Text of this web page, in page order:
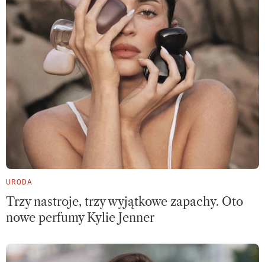
URODA
Trzy nastroje, trzy wyjątkowe zapachy. Oto
nowe perfumy Kylie Jenner